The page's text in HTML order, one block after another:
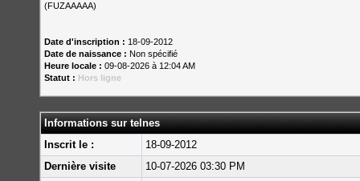
(FUZAAAAA)
Date d'inscription : 18-09-2012
Date de naissance : Non spécifié
Heure locale : 09-08-2026 à 12:04 AM
Statut : Hors ligne
Informations sur telnes
Inscrit le :
18-09-2012
Dernière visite
10-07-2026 03:30 PM